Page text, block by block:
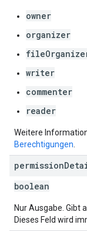
owner
organizer
writer
commenter
reader
Weitere
Berechtigungen
permission
boolean
Nur Ausgabe. Gibt
Dieses Feld wird